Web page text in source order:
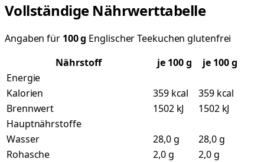
Vollständige Nährwerttabelle
Angaben für 100g Englischer Teekuchen glutenfrei
Nährstoff
je 100g
je 100 g
Energie
Kalorien
359 kcal
359 kcal
Brennwert
1502 kJ
1502 kJ
Hauptnährstoffe
Wasser
28,0 g
28,0 g
Rohasche
2,0 g
2,0 g